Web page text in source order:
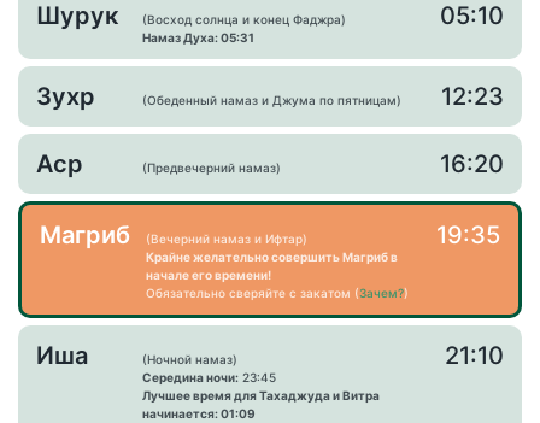
Шурук
(Восход солнца и конец Фаджра)
Намаз Духа: 05:31
05:10
Зухр (Обеденный намаз и Джума по пятницам) 12:23
Аср (Предвечерний намаз) 16:20
Магриб
(Вечерний намаз и Ифтар)
Крайне желательно совершить Магриб в
начале его времени!
Обязательно сверяйте с закатом (Зачем?)
19:35
Иша
(Ночной намаз)
Середина ночи: 23:45
Лучшее время для Тахаджуда и Витра
начинается: 01:09
21:10